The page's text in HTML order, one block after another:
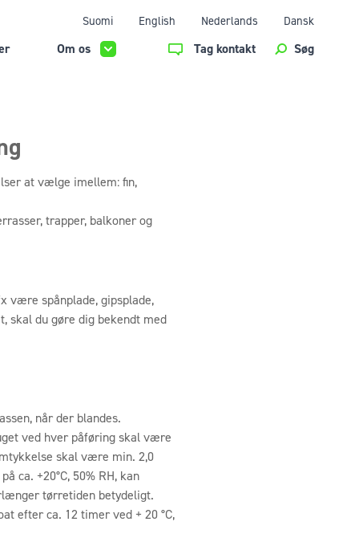
Suomi English Nederlands Dansk
Om os Tag kontakt Søg
at vælge imellem: fin,
trapper, balkoner og
være spånplade, gipsplade,
skal du gøre dig bekendt med
når der blandes.
ved hver påføring skal være
skal være min. 2,0
ca. +20°C, 50% RH, kan
tørretiden betydeligt.
efter ca. 12 timer ved + 20 °C,